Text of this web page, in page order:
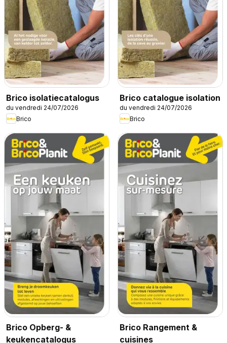
Brico isolatiecatalogus
du vendredi 24/07/2026
Brico
Brico catalogue isolation
du vendredi 24/07/2026
Brico
Brico Opberg- &
keukencatalogus
Brico Rangement &
cuisines